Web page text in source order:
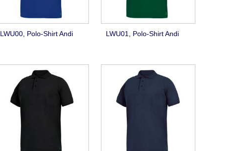
LWU00, Polo-Shirt Andi LWU01, Polo-Shirt Andi